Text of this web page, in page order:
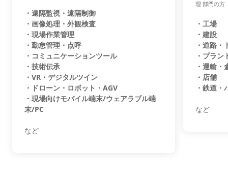
・遠隔監視・遠隔制御
・画像処理・外観検査
・現場作業管理
・勤怠管理・点呼
・コミュニケーションツール
・技術伝承
・VR・デジタルツイン
・ドローン・ロボット・AGV
・現場向けモバイル端末/ウェアラブル端
末/PC
など
理 部門の方
・工場
・建設
・道路・
・プラン
・運輸・
・店舗
・鉄道・
など